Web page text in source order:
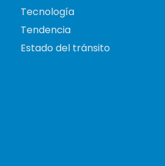
Tecnología
Tendencia
Estado del tránsito